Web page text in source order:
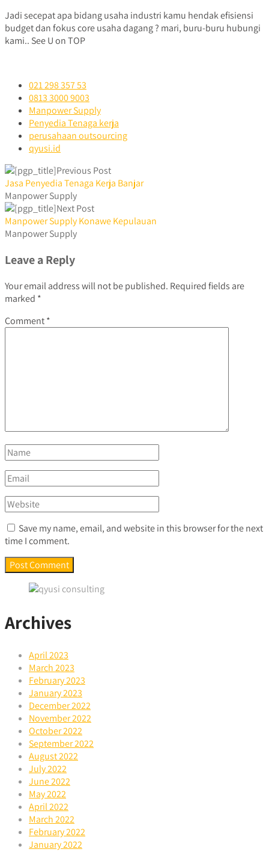
Jadi secepat apa bidang usaha industri kamu hendak efisiensi
budget dan fokus core usaha dagang ? mari, buru-buru hubungi
kami.. See U on TOP
021 298 357 53
0813 3000 9003
Manpower Supply
Penyedia Tenaga kerja
perusahaan outsourcing
qyusi.id
Previous Post
Jasa Penyedia Tenaga Kerja Banjar
Manpower Supply
Next Post
Manpower Supply Konawe Kepulauan
Manpower Supply
Leave a Reply
Your email address will not be published. Required fields are
marked *
Comment*
Save my name, email, and website in this browser for the next
time I comment.
Archives
April 2023
March 2023
February 2023
January 2023
December 2022
November 2022
October 2022
September 2022
August 2022
July 2022
June 2022
May 2022
April 2022
March 2022
February 2022
January 2022